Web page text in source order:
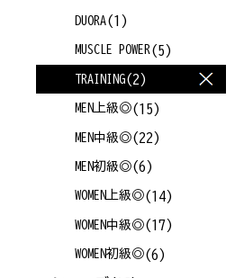
DUORA(1)
MUSCLE POWER (5)
TRAINING(2)
MEN上級◎(15)
MEN中級◎(22)
MEN初級◎(6)
WOMEN上級◎(14)
WOMEN中級◎(17)
WOMEN初級◎(6)